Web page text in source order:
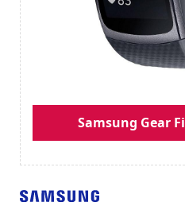
Samsung Gear